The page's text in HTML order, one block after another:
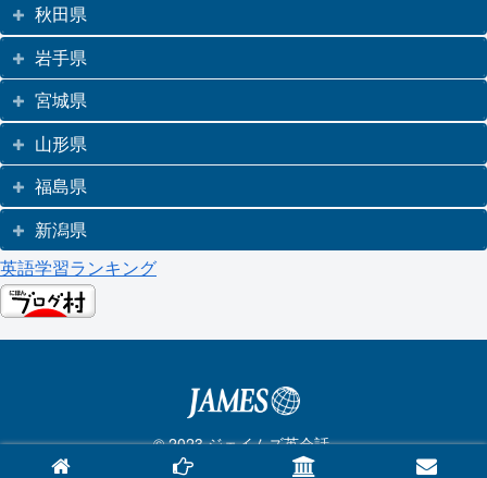
秋田県
岩手県
宮城県
山形県
福島県
新潟県
英語学習ランキング
© 2023 ジェイムズ英会話.